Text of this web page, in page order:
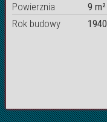
Powierznia
9 m²
Rok budowy
1940